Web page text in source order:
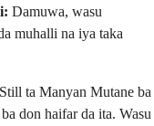
Damuwa, wasu
muhalli na iya taka
ta Manyan Mutane ba
don haifar da ita. Wasu